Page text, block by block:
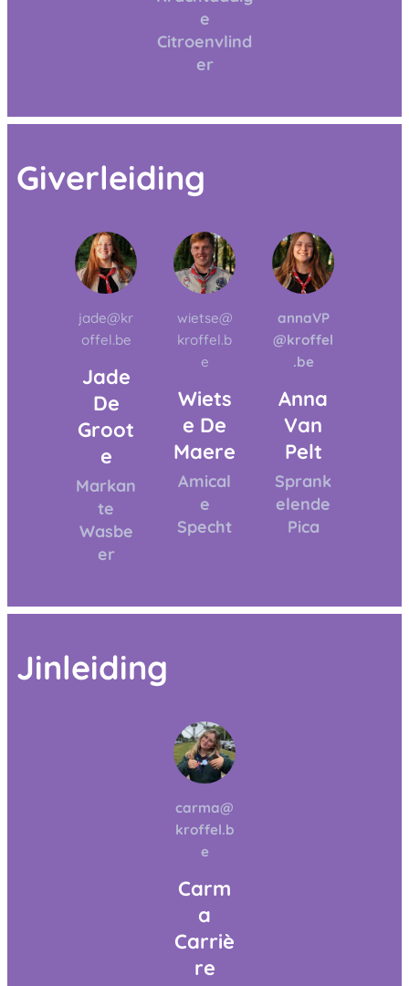
e
Citroenvlind
er
Giverleiding
jade@kr
offel.be
Jade
De
Groot
e
Markan
te
Wasbe
er
wietse@
kroffel.b
e
Wiets
e De
Maere
Amical
e
Specht
annaVP
@kroffel
.be
Anna
Van
Pelt
Sprank
elende
Pica
Jinleiding
carma@
kroffel.b
e
Carm
a
Carriè
re